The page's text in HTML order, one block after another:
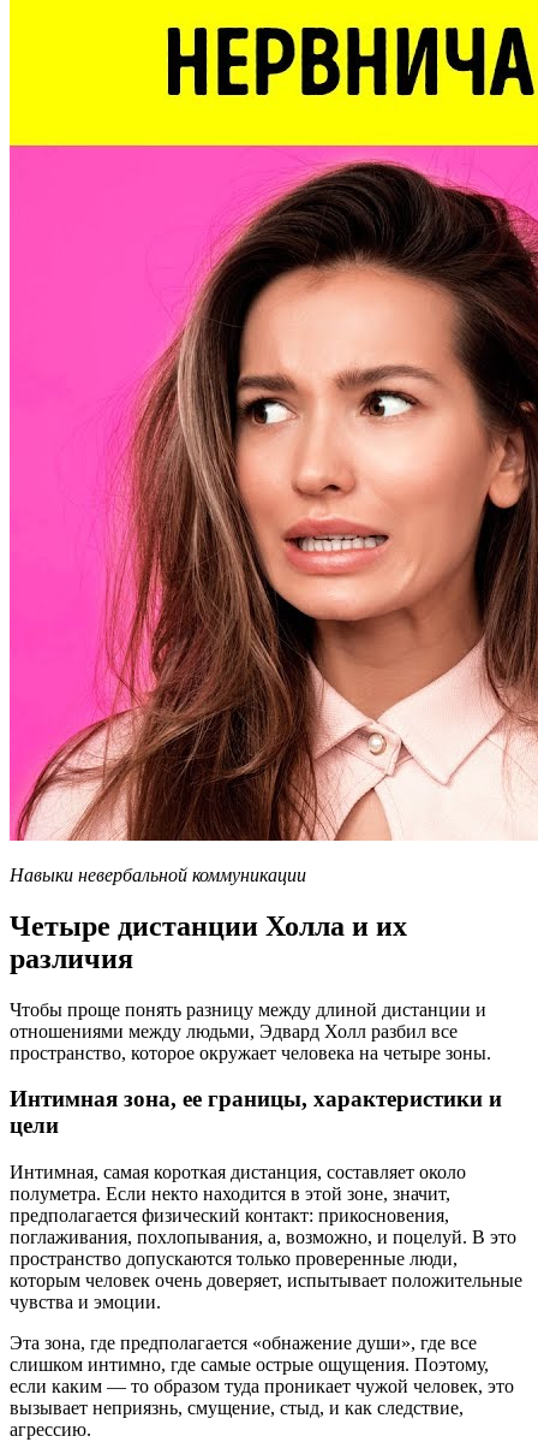
Навыки невербальной коммуникации
Четыре дистанции Холла и их
различия
Чтобы проще понять разницу между длиной дистанции и
отношениями между людьми, Эдвард Холл разбил все
пространство, которое окружает человека на четыре зоны.
Интимная зона, ее границы, характеристики и
цели
Интимная, самая короткая дистанция, составляет около
полуметра. Если некто находится в этой зоне, значит,
предполагается физический контакт: прикосновения,
поглаживания, похлопывания, а, возможно, и поцелуй. В это
пространство допускаются только проверенные люди,
которым человек очень доверяет, испытывает положительные
чувства и эмоции.
Эта зона, где предполагается «обнажение души», где все
слишком интимно, где самые острые ощущения. Поэтому,
если каким — то образом туда проникает чужой человек, это
вызывает неприязнь, смущение, стыд, и как следствие,
агрессию.